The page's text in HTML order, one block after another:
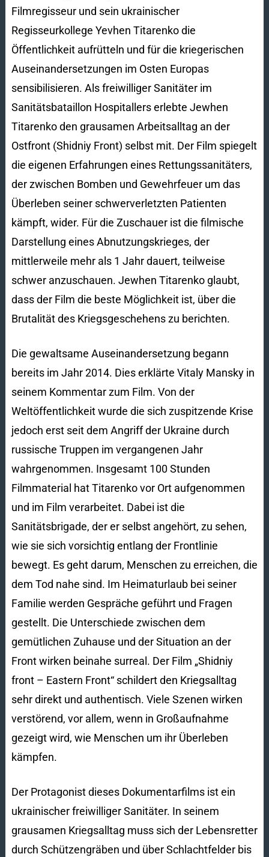
Filmregisseur und sein ukrainischer
Regisseurkollege Yevhen Titarenko die
Öffentlichkeit aufrütteln und für die kriegerischen
Auseinandersetzungen im Osten Europas
sensibilisieren. Als freiwilliger Sanitäter im
Sanitätsbataillon Hospitallers erlebte Jewhen
Titarenko den grausamen Arbeitsalltag an der
Ostfront (Shidniy Front) selbst mit. Der Film spiegelt
die eigenen Erfahrungen eines Rettungssanitäters,
der zwischen Bomben und Gewehrfeuer um das
Überleben seiner schwerverletzten Patienten
kämpft, wider. Für die Zuschauer ist die filmische
Darstellung eines Abnutzungskrieges, der
mittlerweile mehr als 1 Jahr dauert, teilweise
schwer anzuschauen. Jewhen Titarenko glaubt,
dass der Film die beste Möglichkeit ist, über die
Brutalität des Kriegsgeschehens zu berichten.
Die gewaltsame Auseinandersetzung begann
bereits im Jahr 2014. Dies erklärte Vitaly Mansky in
seinem Kommentar zum Film. Von der
Weltöffentlichkeit wurde die sich zuspitzende Krise
jedoch erst seit dem Angriff der Ukraine durch
russische Truppen im vergangenen Jahr
wahrgenommen. Insgesamt 100 Stunden
Filmmaterial hat Titarenko vor Ort aufgenommen
und im Film verarbeitet. Dabei ist die
Sanitätsbrigade, der er selbst angehört, zu sehen,
wie sie sich vorsichtig entlang der Frontlinie
bewegt. Es geht darum, Menschen zu erreichen, die
dem Tod nahe sind. Im Heimaturlaub bei seiner
Familie werden Gespräche geführt und Fragen
gestellt. Die Unterschiede zwischen dem
gemütlichen Zuhause und der Situation an der
Front wirken beinahe surreal. Der Film „Shidniy
front – Eastern Front“ schildert den Kriegsalltag
sehr direkt und authentisch. Viele Szenen wirken
verstörend, vor allem, wenn in Großaufnahme
gezeigt wird, wie Menschen um ihr Überleben
kämpfen.
Der Protagonist dieses Dokumentarfilms ist ein
ukrainischer freiwilliger Sanitäter. In seinem
grausamen Kriegsalltag muss sich der Lebensretter
durch Schützengräben und über Schlachtfelder bis